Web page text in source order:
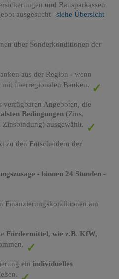
und Bausparkassen
ausgesucht- siehe Übersicht
über Sonderkonditionen der
aus der Region - wenn
überregionalen Banken.
verfügbaren Angeboten, die
Bedingungen(Zins,
ausgewählt.
zu den Entscheidern der
- binnen 24 Stunden-
Finanzierungskonditionen am
Fördermittel, wie z.B. KfW,
ein individuelles